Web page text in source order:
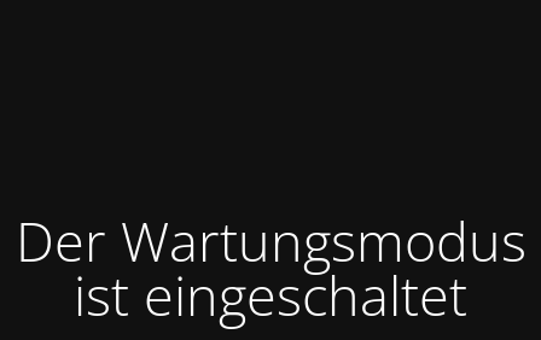
Der Wartungsmodus
ist eingeschaltet